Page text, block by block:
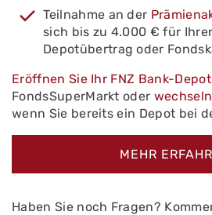
Teilnahme an der
sich bis zu 4.000 € für
Depotübertrag oder
Eröffnen Sie Ihr FNZ Bank-Depot
FondsSuperMarkt oder
wenn Sie bereits ein Depot bei
MEHR
Haben Sie noch Fragen?